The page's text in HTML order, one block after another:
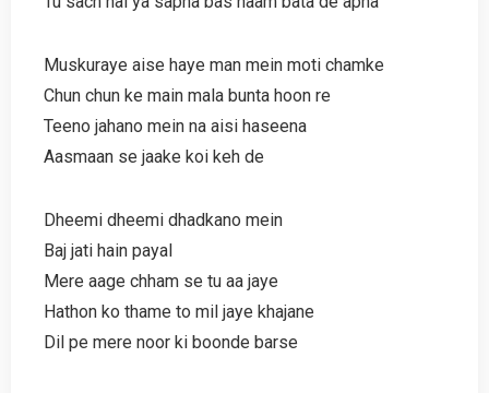
Muskuraye aise haye man mein moti chamke
Chun chun ke main mala bunta hoon re
Teeno jahano mein na aisi haseena
Aasmaan se jaake koi keh de
Dheemi dheemi dhadkano mein
Baj jati hain payal
Mere aage chham se tu aa jaye
Hathon ko thame to mil jaye khajane
Dil pe mere noor ki boonde barse